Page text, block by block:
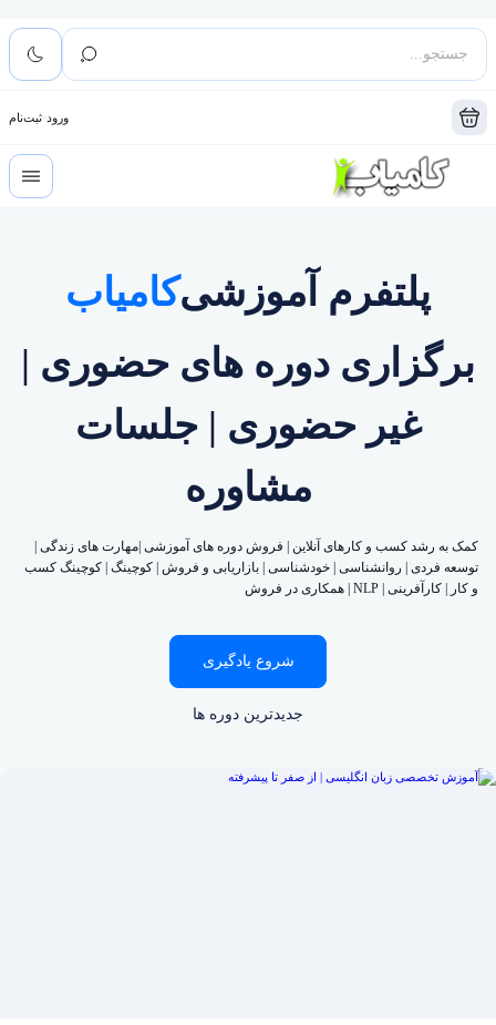
ورود ثبت‌نام
پلتفرم آموزشیکامیاب
برگزاری دوره های حضوری |
غیر حضوری | جلسات
مشاوره
کمک به رشد کسب و کارهای آنلاین | فروش دوره های آموزشی |مهارت های زندگی |
توسعه فردی | روانشناسی | خودشناسی | بازاریابی و فروش | کوچینگ | کوچینگ کسب
و کار | کارآفرینی | NLP | همکاری در فروش
شروع یادگیری
جدیدترین دوره ها